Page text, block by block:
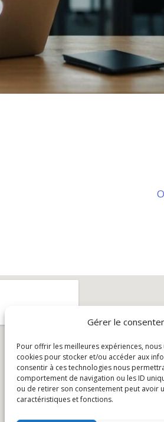
Gérer le
Pour offrir les meilleures expériences,
cookies pour stocker et/ou accéder aux
consentir à ces technologies nous
comportement de navigation ou les ID
ou de retirer son consentement peut avoir
caractéristiques et fonctions.